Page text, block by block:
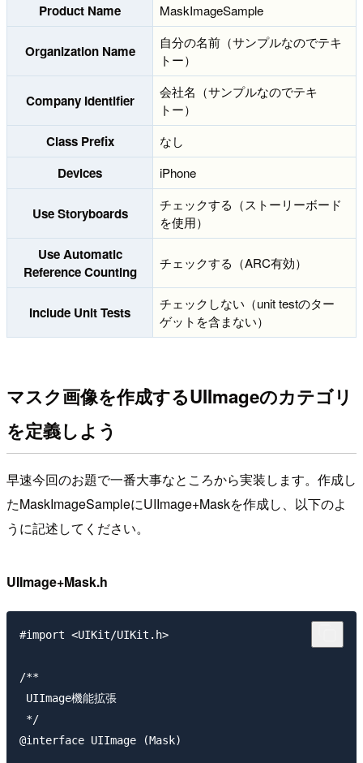
Product Name
MaskImageSample
Organization Name
自分の名前（サンプルなのでテキ
トー）
Company Identifier
会社名（サンプルなのでテキ
トー）
Class Prefix なし
Devices iPhone
Use Storyboards
チェックする（ストーリーボード
を使用）
Use Automatic
Reference Counting
チェックする（ARC有効）
Include Unit Tests
チェックしない（unit testのター
ゲットを含まない）
マスク画像を作成するUIImageのカテゴリ
を定義しよう
早速今回のお題で一番大事なところから実装します。作成し
たMaskImageSampleにUIImage+Maskを作成し、以下のよ
うに記述してください。
UIImage+Mask.h
#import <UIKit/UIKit.h>
/**
UIImage機能拡張
*/
@interface UIImage (Mask)